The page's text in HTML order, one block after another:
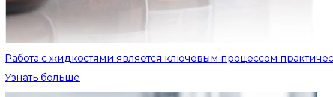
Работа с жидкостями является ключевым процессом
Узнать больше